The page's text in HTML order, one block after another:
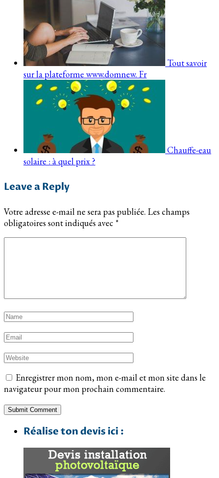
Tout savoir
sur la plateforme www.domnew. Fr
Chauffe-eau
solaire : à quel prix ?
Leave a Reply
Votre adresse e-mail ne sera pas publiée. Les champs
obligatoires sont indiqués avec *
Enregistrer mon nom, mon e-mail et mon site dans le
navigateur pour mon prochain commentaire.
Réalise ton devis ici :